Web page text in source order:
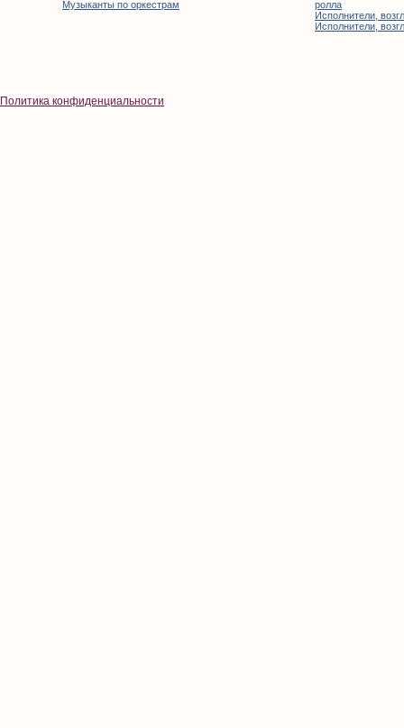
Музыканты по оркестрам
ролла
Исполнители,
Исполнители,
Политика конфиденциальности